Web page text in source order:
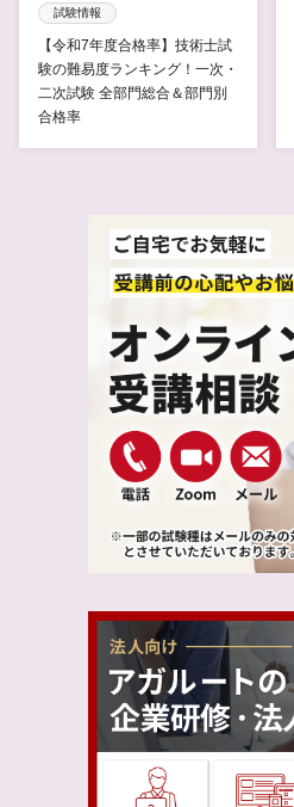
試験情報
【令和7年度合格率】技術士試
験の難易度ランキング！一次・
二次試験 全部門総合＆部門別
合格率